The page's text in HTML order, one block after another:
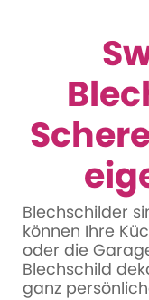
Blechschilder
können Ihre
oder die
Blechschild
ganz